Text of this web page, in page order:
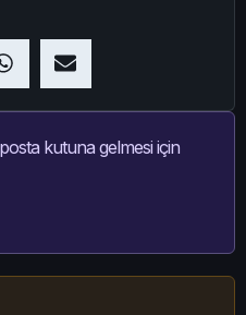
kutuna gelmesi için